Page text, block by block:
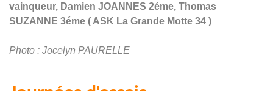
vainqueur, Damien JOANNES 2éme, Thomas
SUZANNE 3éme ( ASK La Grande Motte 34 )
Photo : Jocelyn PAURELLE